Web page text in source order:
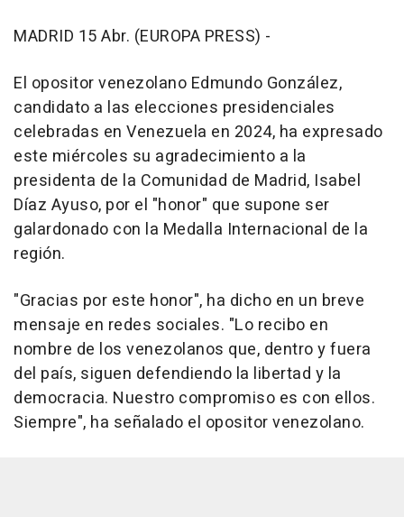
MADRID 15 Abr. (EUROPA PRESS) -
El opositor venezolano Edmundo González,
candidato a las elecciones presidenciales
celebradas en Venezuela en 2024, ha expresado
este miércoles su agradecimiento a la
presidenta de la Comunidad de Madrid, Isabel
Díaz Ayuso, por el "honor" que supone ser
galardonado con la Medalla Internacional de la
región.
"Gracias por este honor", ha dicho en un breve
mensaje en redes sociales. "Lo recibo en
nombre de los venezolanos que, dentro y fuera
del país, siguen defendiendo la libertad y la
democracia. Nuestro compromiso es con ellos.
Siempre", ha señalado el opositor venezolano.